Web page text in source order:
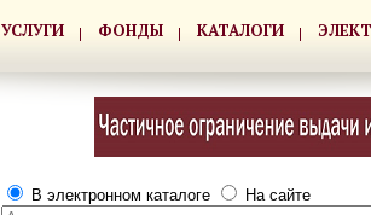
УСЛУГИ ФОНДЫ КАТАЛОГИ
В электронном каталоге На сайте